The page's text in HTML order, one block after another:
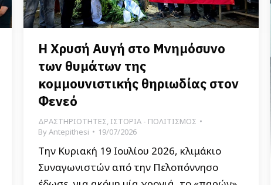
Η Χρυσή Αυγή στο Μνημόσυνο
των θυμάτων της
κομμουνιστικής θηριωδίας στον
Φενεό
ΔΡΑΣΤΗΡΙΟΤΗΤΕΣ, ΙΣΤΟΡΙΑ - ΠΟΛΙΤΙΣΜΟΣ
ByAntepithesi 19/07/2026
Την Κυριακή 19 Ιουλίου 2026, κλιμάκιο
Συναγωνιστών από την Πελοπόννησο